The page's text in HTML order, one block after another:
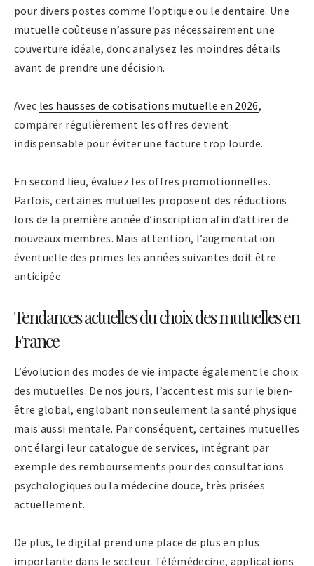
pour divers postes comme l’optique ou le dentaire. Une
mutuelle coûteuse n’assure pas nécessairement une
couverture idéale, donc analysez les moindres détails
avant de prendre une décision.
Avec les hausses de cotisations mutuelle en 2026,
comparer régulièrement les offres devient
indispensable pour éviter une facture trop lourde.
En second lieu, évaluez les offres promotionnelles.
Parfois, certaines mutuelles proposent des réductions
lors de la première année d’inscription afin d’attirer de
nouveaux membres. Mais attention, l’augmentation
éventuelle des primes les années suivantes doit être
anticipée.
Tendances actuelles du choix des mutuelles en
France
L’évolution des modes de vie impacte également le choix
des mutuelles. De nos jours, l’accent est mis sur le bien-
être global, englobant non seulement la santé physique
mais aussi mentale. Par conséquent, certaines mutuelles
ont élargi leur catalogue de services, intégrant par
exemple des remboursements pour des consultations
psychologiques ou la médecine douce, très prisées
actuellement.
De plus, le digital prend une place de plus en plus
importante dans le secteur. Télémédecine, applications